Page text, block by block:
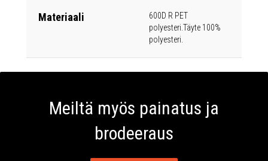
Materiaali
600D R PET
polyesteri.Täyte 100%
polyesteri.
Meiltä myös painatus ja
brodeeraus